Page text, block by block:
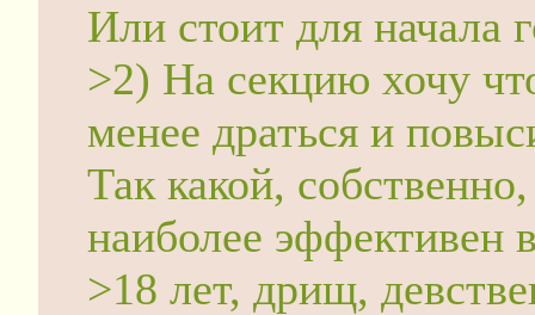
Или стоит для начала
>2) На секцию хочу
менее драться и
Так какой,
наиболее эффективен
>18 лет, дрищ,